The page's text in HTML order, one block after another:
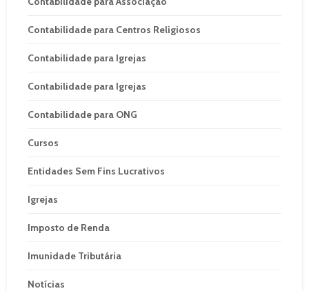
Contabilidade para Centros Religiosos
Contabilidade para Igrejas
Contabilidade para Igrejas
Contabilidade para ONG
Cursos
Entidades Sem Fins Lucrativos
Igrejas
Imposto de Renda
Imunidade Tributária
Notícias